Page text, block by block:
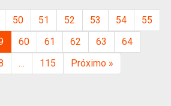
50 51 52 53 54
55
60 61 62 63
64
… 115 Próximo »